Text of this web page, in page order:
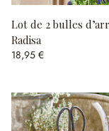
Lot de 2 bulles
Radisa
18,95 €